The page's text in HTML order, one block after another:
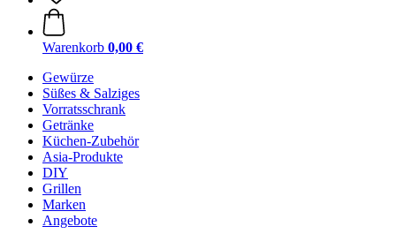
Warenkorb 0,00 €
Gewürze
Süßes & Salziges
Vorratsschrank
Getränke
Küchen-Zubehör
Asia-Produkte
DIY
Grillen
Marken
Angebote